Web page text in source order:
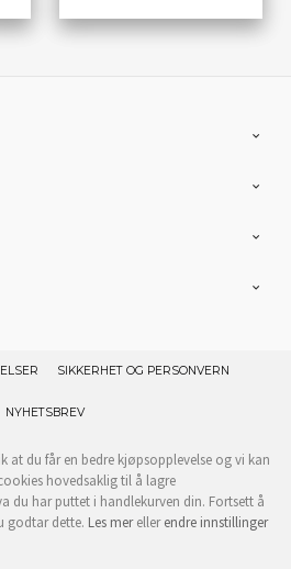
SIKKERHET OG PERSONVERN
NYHETSBREV
at du får en bedre kjøpsopplevelse og vi kan
hovedsaklig til å lagre
du har puttet i handlekurven din. Fortsett å
godtar dette. Les merellerendre innstillinger